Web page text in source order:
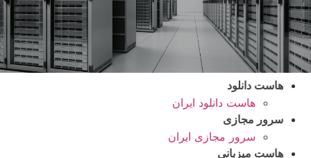
هاست دانلود
هاست دانلود ایران
سرور مجازی
سرور مجازی ایران
هاست میزبانی